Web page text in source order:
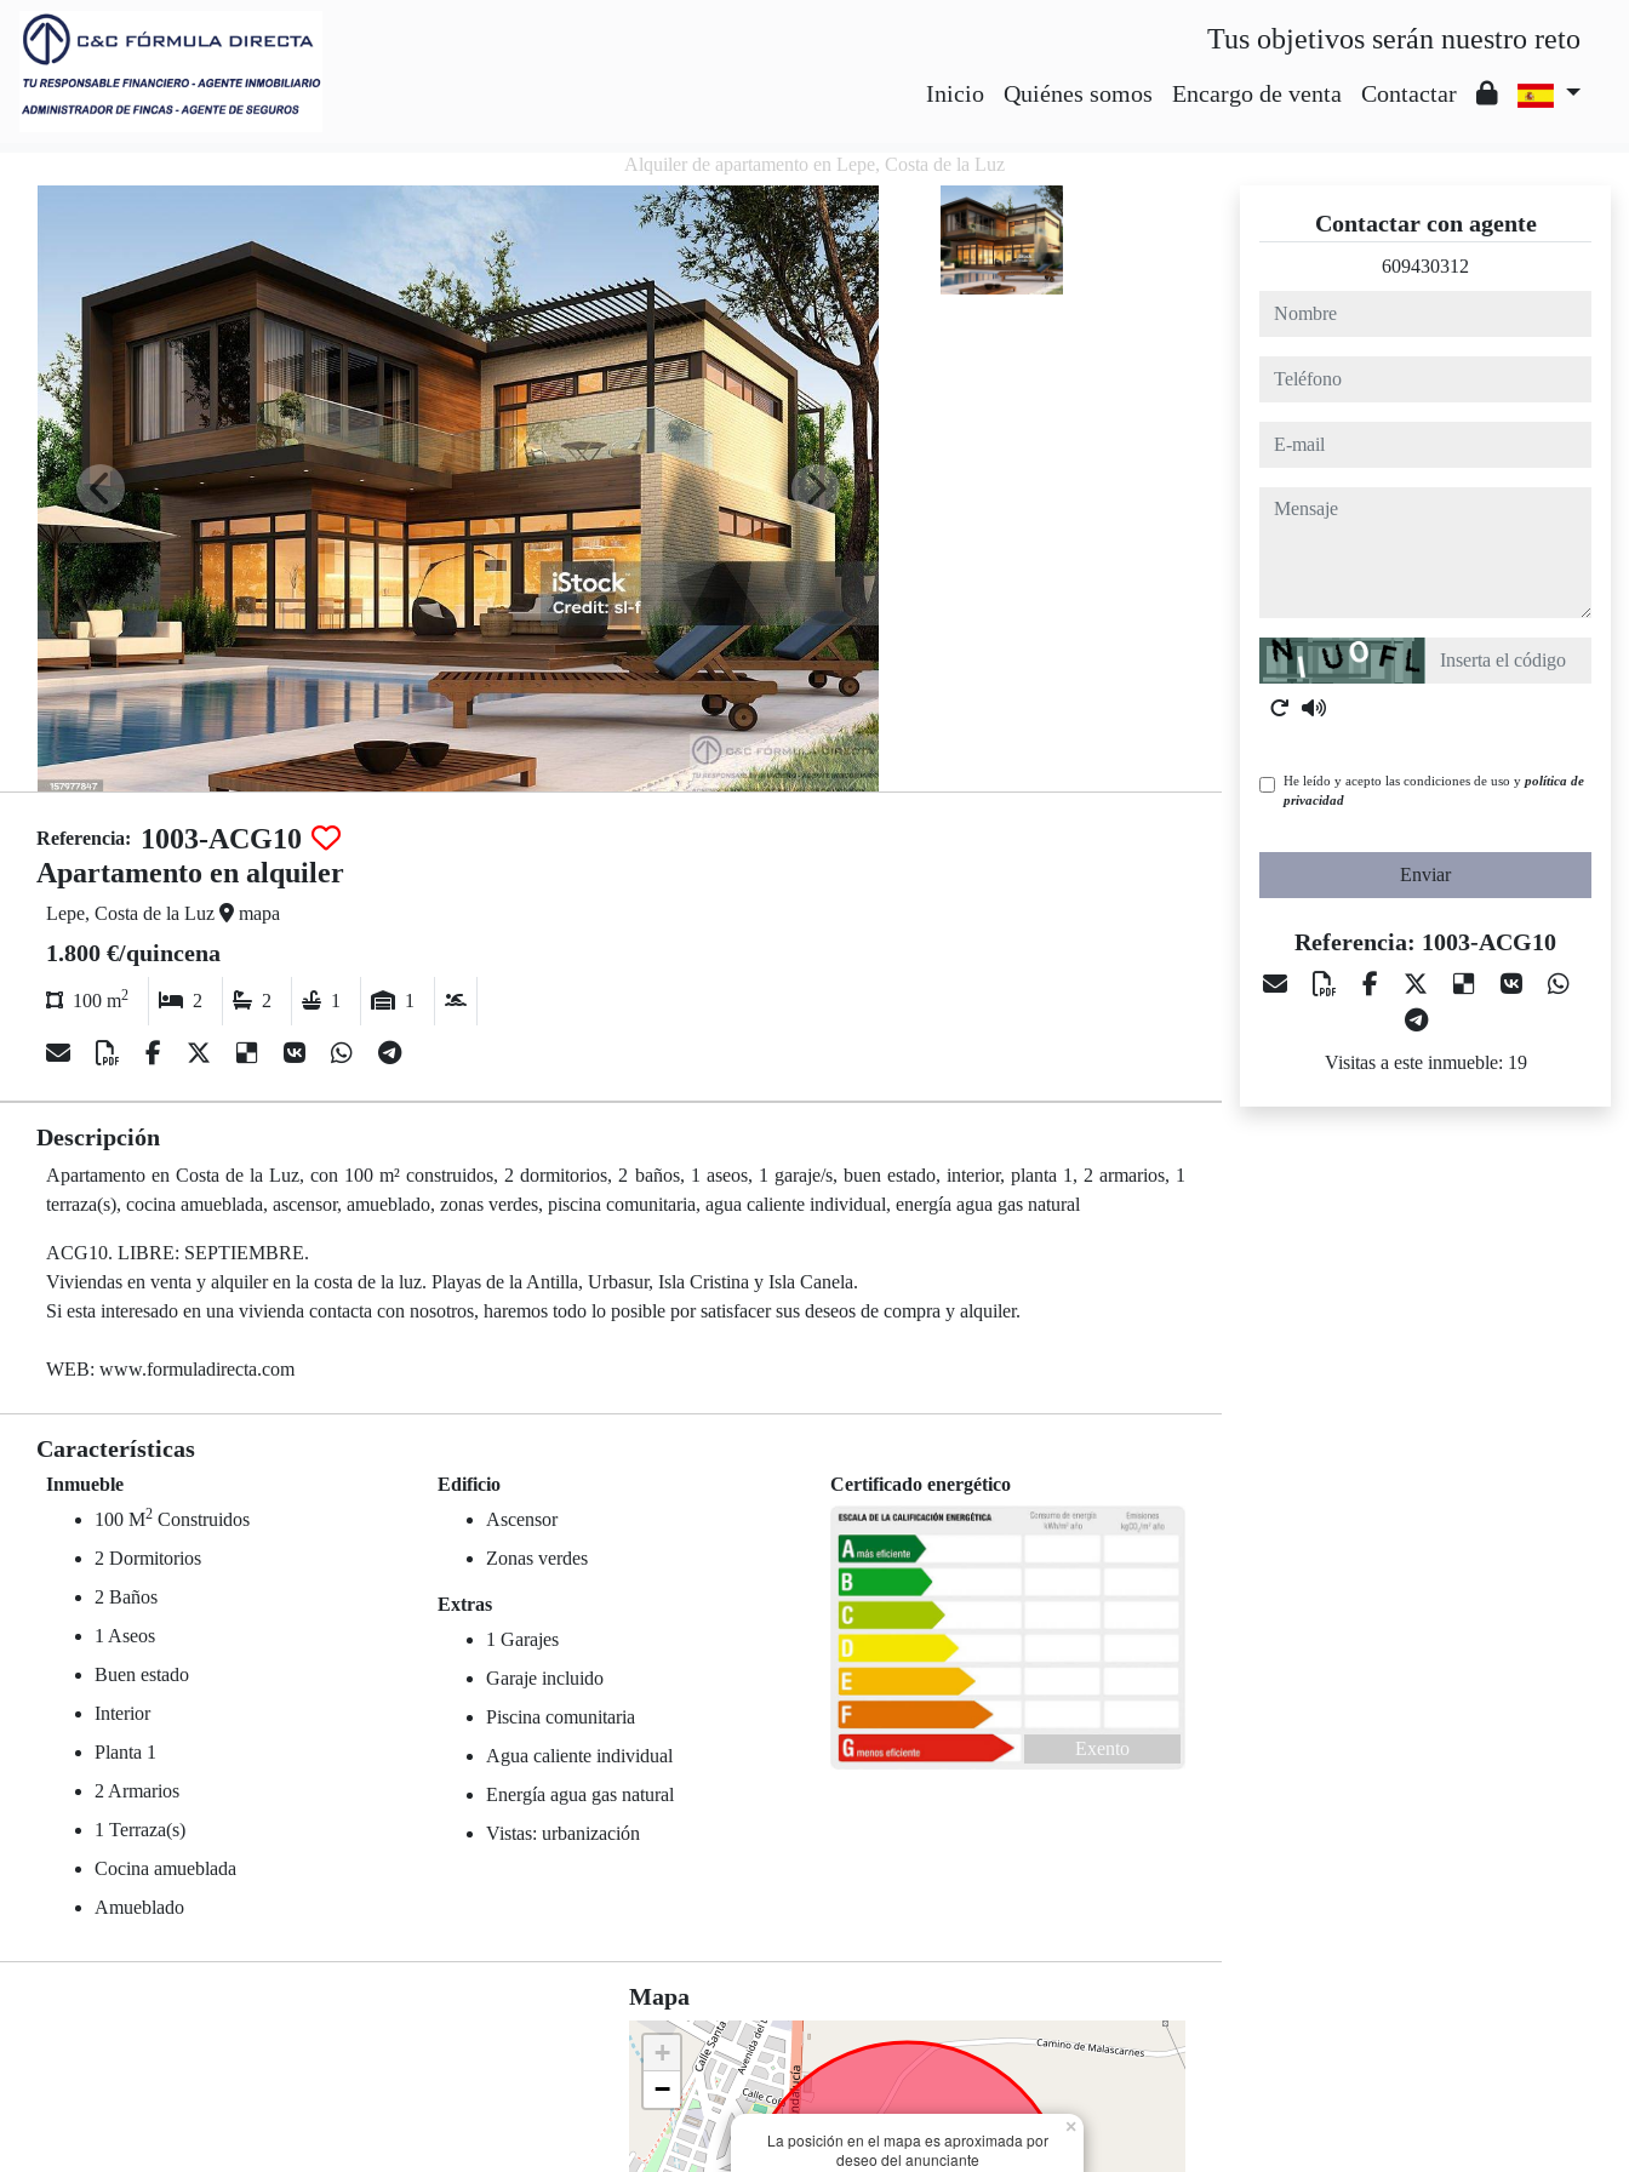
Tus objetivos serán nuestro reto
Inicio Quiénes somos Encargo de venta Contactar
Alquiler de apartamento en Lepe, Costa de la Luz
Referencia:
1003-ACG10
Apartamento en alquiler
Lepe, Costa de la Luz mapa
1.800 €/quincena
100 m2 2 2 1 1
Descripción
Apartamento en Costa de la Luz, con 100 m² construidos, 2 dormitorios, 2 baños, 1 aseos, 1 garaje/s, buen estado, interior, planta 1, 2 armarios, 1
terraza(s), cocina amueblada, ascensor, amueblado, zonas verdes, piscina comunitaria, agua caliente individual, energía agua gas natural
ACG10. LIBRE: SEPTIEMBRE.
Viviendas en venta y alquiler en la costa de la luz. Playas de la Antilla, Urbasur, Isla Cristina y Isla Canela.
Si esta interesado en una vivienda contacta con nosotros, haremos todo lo posible por satisfacer sus deseos de compra y alquiler.
WEB: www.formuladirecta.com
Características
Inmueble
100 M2 Construidos
2 Dormitorios
2 Baños
1 Aseos
Buen estado
Interior
Planta 1
2 Armarios
1 Terraza(s)
Cocina amueblada
Amueblado
Edificio
Ascensor
Zonas verdes
Extras
1 Garajes
Garaje incluido
Piscina comunitaria
Agua caliente individual
Energía agua gas natural
Vistas: urbanización
Certificado energético
Exento
Mapa
La posición en el mapa es aproximada por
deseo del anunciante
×
+
−
Contactar con agente
609430312
nombre
teléfono
e-mail
mensaje
Captcha
He leído y acepto las condiciones de uso y política de
privacidad
Enviar
Referencia: 1003-ACG10
Visitas a este inmueble: 19